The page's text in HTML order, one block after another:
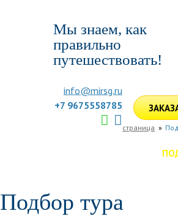
Мы знаем, как
правильно
путешествовать!
info@mirsg.ru
+7 9675558785
страница
Подбор тура